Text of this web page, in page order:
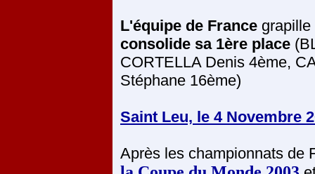
L'équipe de France
consolide sa 1ère place
CORTELLA Denis 4ème,
Stéphane 16ème)
Saint Leu, le 4 Novembre
Après les championnats de